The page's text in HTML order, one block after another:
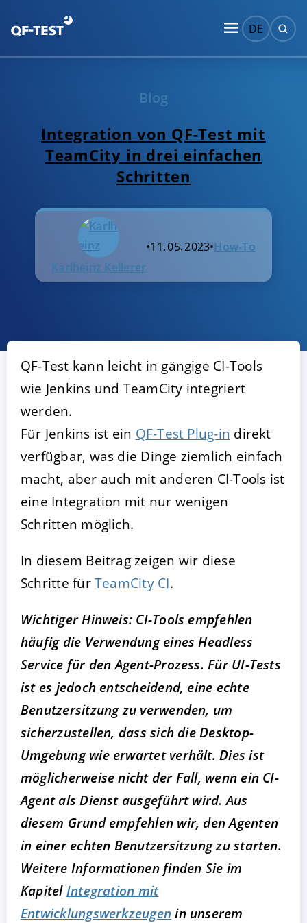
DE
Blog
Integration von QF-Test mit
TeamCity in drei einfachen
Schritten
Karlheinz Kellerer
•11. 05. 2023•How-To
QF-Test kann leicht in gängige CI-Tools
wie Jenkins und TeamCity integriert
werden.
Für Jenkins ist ein QF-Test Plug-in direkt
verfügbar, was die Dinge ziemlich einfach
macht, aber auch mit anderen CI-Tools ist
eine Integration mit nur wenigen
Schritten möglich.
In diesem Beitrag zeigen wir diese
Schritte fürTeamCity CI.
Wichtiger Hinweis: CI-Tools empfehlen
häufig die Verwendung eines Headless
Service für den Agent-Prozess. Für UI-Tests
ist es jedoch entscheidend, eine echte
Benutzersitzung zu verwenden, um
sicherzustellen, dass sich die Desktop-
Umgebung wie erwartet verhält. Dies ist
möglicherweise nicht der Fall, wenn ein CI-
Agent als Dienst ausgeführt wird. Aus
diesem Grund empfehlen wir, den Agenten
in einer echten Benutzersitzung zu starten.
Weitere Informationen finden Sie im
KapitelIntegration mit
Entwicklungswerkzeugenin unserem
AKZEPTIEREN KONFIGURIEREN
Impressum | Datenschutz